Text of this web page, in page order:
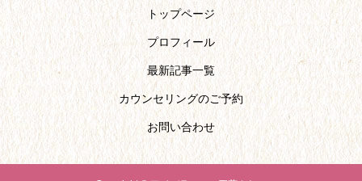
トップページ
プロフィール
最新記事一覧
カウンセリングのご予約
お問い合わせ